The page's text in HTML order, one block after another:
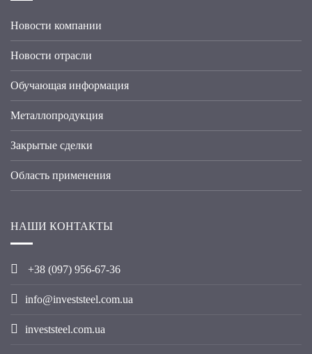
Новости компании
Новости отрасли
Обучающая информация
Металлопродукция
Закрытые сделки
Область применения
НАШИ КОНТАКТЫ
+38 (097) 956-67-36
info@investsteel.com.ua
investsteel.com.ua